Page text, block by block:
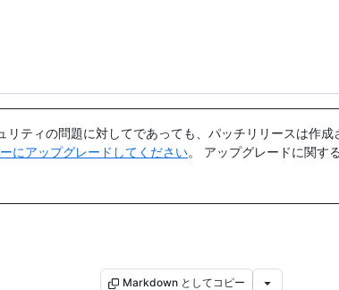
リティの問題に対してであっても、パッチリリースは作成
にアップグレードしてください。 アップグレードに関す
Markdown としてコピー